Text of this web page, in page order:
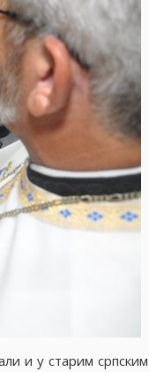
и у старим српским